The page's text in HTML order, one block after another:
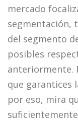
mercado
segmentación,
del segmento
posibles
anteriormente.
que garantices
por eso, mira